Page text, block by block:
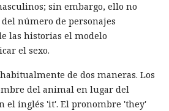
sin embargo, ello no
número de personajes
las historias el modelo
el sexo.
de dos maneras. Los
del animal en lugar del
el inglés 'it'. El pronombre 'they'